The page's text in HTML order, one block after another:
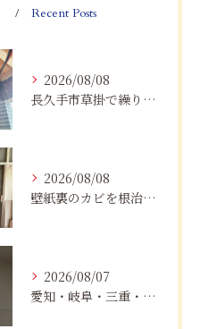
Recent Posts
2026/08/08
長久手市草掛で繰り返すカビにお困りの方へ｜原因から解決策まで紹介
2026/08/08
壁紙裏のカビを根治！下地交換と防カビリフォームの重要性
2026/08/07
愛知・岐阜・三重・静岡でカビアレルギーにお悩みの方へ｜MIST工法®による安全なカビ対策と健康な住まいづくり